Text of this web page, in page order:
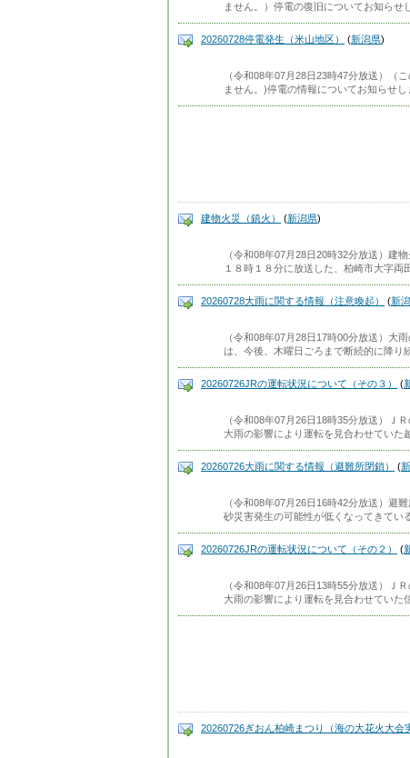
ません。）停電の復旧についてお知らせ
20260728停電発生（米山地区） (新潟県)
（令和08年07月28日23時47分放送）（
ません。)停電の情報についてお知らせ
建物火災（鎮火） (新潟県)
（令和08年07月28日20時32分放送）建
１８時１８分に放送した、柏崎市大字両
20260728大雨に関する情報（注意喚起） (新
（令和08年07月28日17時00分放送）大
は、今後、木曜日ごろまで断続的に降り
20260726JRの運転状況について（その３） (
（令和08年07月26日18時35分放送）Ｊ
大雨の影響により運転を見合わせていた
20260726大雨に関する情報（避難所閉鎖） (
（令和08年07月26日16時42分放送）避
砂災害発生の可能性が低くなってきてい
20260726JRの運転状況について（その２） (
（令和08年07月26日13時55分放送）Ｊ
大雨の影響により運転を見合わせていた
20260726ぎおん柏崎まつり（海の大花火大会